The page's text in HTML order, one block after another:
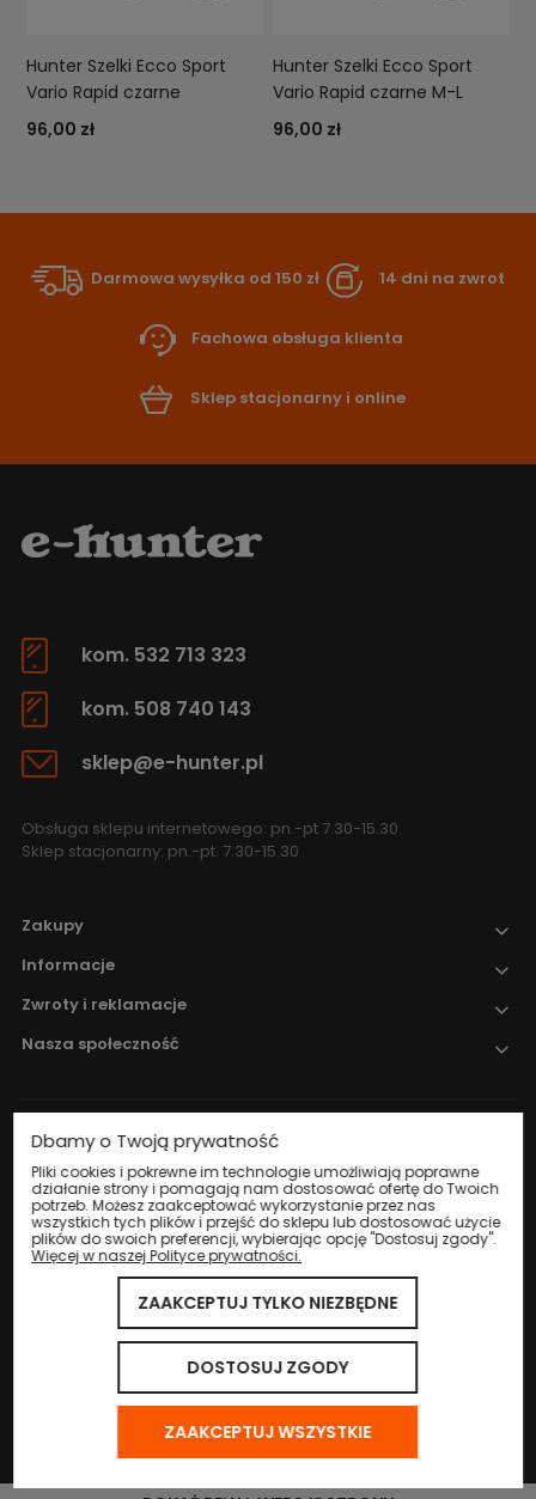
Hunter Szelki Ecco Sport
Vario Rapid czarne
96,00 zł
Hunter Szelki Ecco Sport
Vario Rapid czarne M-L
96,00 zł
Darmowa wysyłka od 150 zł 14 dni na zwrot
Fachowa obsługa klienta
Sklep stacjonarny i online
kom. 532 713 323
kom. 508 740 143
sklep@e-hunter.pl
Obsługa sklepu internetowego: pn.-pt 7.30-15.30
Sklep stacjonarny: pn.-pt. 7.30-15.30
Zakupy
Informacje
Zwroty i reklamacje
Nasza społeczność
Nadzór nad obrotem produktami
leczniczymi weterynaryjnymi sprawuje
Wojewódzki Inspektorat Weterynarii w
Katowicach.
© 2024 Eco Life Group. Wszystkie prawa zastrzeżone.
Dbamy o Twoją prywatność
Pliki cookies i pokrewne im technologie umożliwiają poprawne
działanie strony i pomagają nam dostosować ofertę do Twoich
potrzeb. Możesz zaakceptować wykorzystanie przez nas
wszystkich tych plików i przejść do sklepu lub dostosować użycie
plików do swoich preferencji, wybierając opcję "Dostosuj zgody".
Więcej w naszej Polityce prywatności.
ZAAKCEPTUJ TYLKO NIEZBĘDNE
DOSTOSUJ ZGODY
ZAAKCEPTUJ WSZYSTKIE